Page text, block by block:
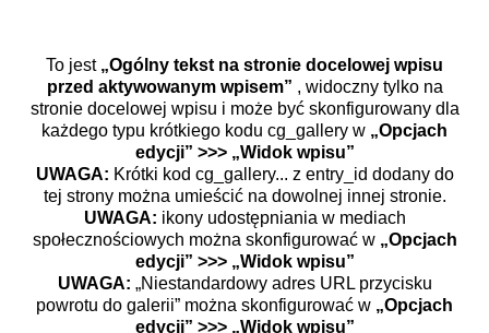
To jest „Ogólny tekst na stronie docelowej wpisu
przed aktywowanym wpisem” , widoczny tylko na
stronie docelowej wpisu i może być skonfigurowany dla
każdego typu krótkiego kodu cg_gallery w „Opcjach
edycji” >>> „Widok wpisu”
UWAGA: Krótki kod cg_gallery... z entry_id dodany do
tej strony można umieścić na dowolnej innej stronie.
UWAGA: ikony udostępniania w mediach
społecznościowych można skonfigurować w „Opcjach
edycji” >>> „Widok wpisu”
UWAGA: „Niestandardowy adres URL przycisku
powrotu do galerii” można skonfigurować w „Opcjach
edycji” >>> „Widok wpisu”